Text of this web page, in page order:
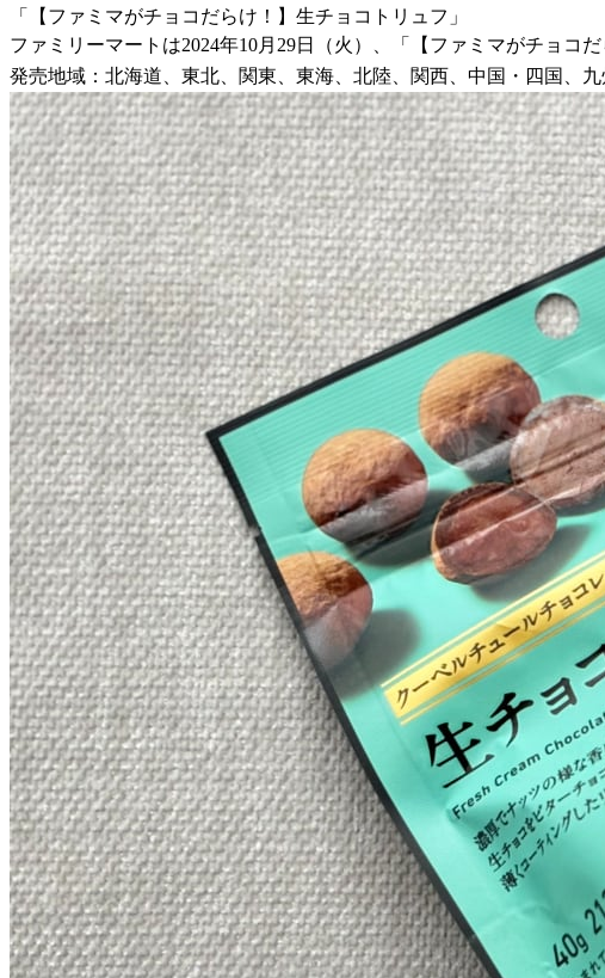
「【ファミマがチョコだらけ！】生チョコトリュフ」
ファミリーマートは2024年10月29日（火）、「【ファミマがチョコ
発売地域：北海道、東北、関東、東海、北陸、関西、中国・四国、